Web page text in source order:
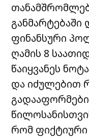
ფინანსური
ღამის 8
წაიყვანეს
და იძულებით
რომ ფიქტიური